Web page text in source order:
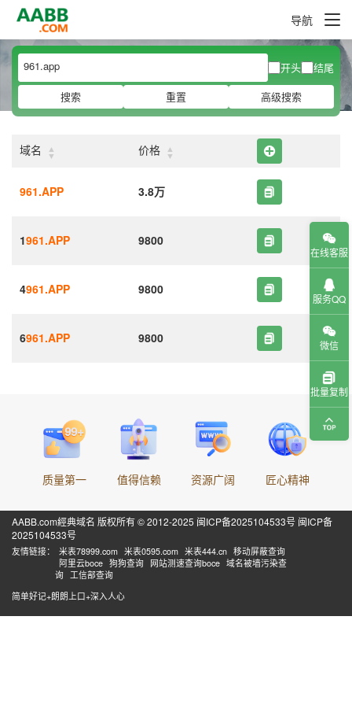
导航
开头
结尾
搜索
重置 高级搜索
域名 ▲
▼ 价格 ▲
▼
961.APP 3.8万
1961.APP 9800
4961.APP 9800
6961.APP 9800
质量第一 值得信赖 资源广阔 匠心精神
AABB.com經典域名 版权所有 © 2012-2025 闽ICP备2025104533号 闽ICP备
2025104533号
友情链接： 米表78999.com 米表0595.com 米表444.cn 移动屏蔽查询
阿里云boce 狗狗查询 网站测速查询boce 域名被墙污染查
询 工信部查询
简单好记+朗朗上口+深入人心
在线客服
服务QQ
微信
批量复制